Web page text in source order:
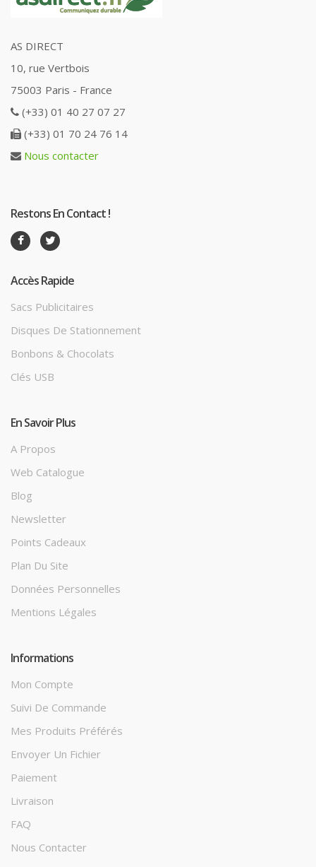
AS DIRECT
10, rue Vertbois
75003 Paris - France
(+33) 01 40 27 07 27
(+33) 01 70 24 76 14
Nous contacter
Restons En Contact !
Accès Rapide
Sacs Publicitaires
Disques De Stationnement
Bonbons & Chocolats
Clés USB
En Savoir Plus
A Propos
Web Catalogue
Blog
Newsletter
Points Cadeaux
Plan Du Site
Données Personnelles
Mentions Légales
Informations
Mon Compte
Suivi De Commande
Mes Produits Préférés
Envoyer Un Fichier
Paiement
Livraison
FAQ
Nous Contacter